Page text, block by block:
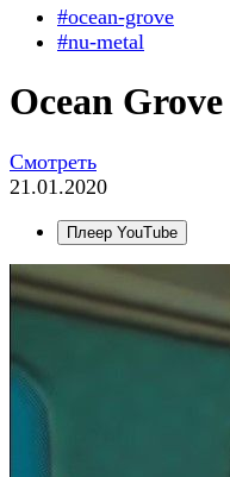
#ocean-grove
#nu-metal
Ocean
Смотреть
21.01.2020
Плеер YouTube